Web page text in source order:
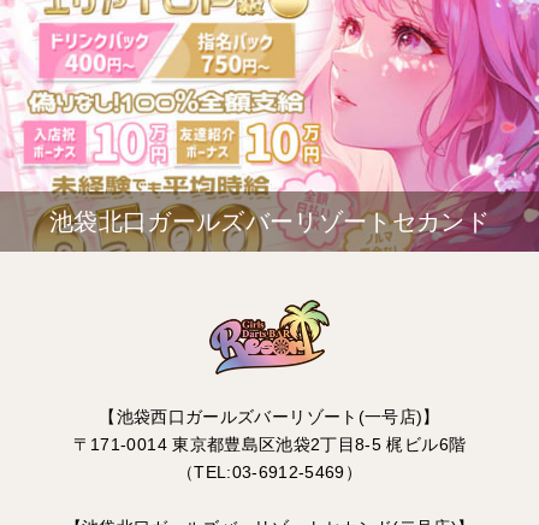
池袋北口ガールズバーリゾートセカンド
【池袋西口ガールズバーリゾート(一号店)】
〒171-0014 東京都豊島区池袋2丁目8-5 梶ビル6階
（TEL:03-6912-5469）